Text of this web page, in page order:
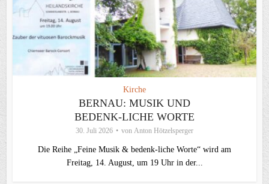
Kirche
BERNAU: MUSIK UND
BEDENK-LICHE WORTE
30. Juli 2026 von Anton Hötzelsperger
Die Reihe „Feine Musik & bedenk-liche Worte“ wird am
Freitag, 14. August, um 19 Uhr in der...